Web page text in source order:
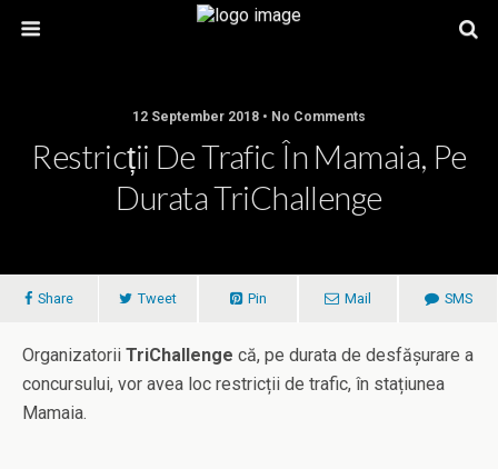
12 September 2018 • No Comments
Restricții De Trafic În Mamaia, Pe
Durata TriChallenge
Share Tweet Pin Mail SMS
Organizatorii TriChallenge că, pe durata de desfășurare a
concursului, vor avea loc restricții de trafic, în stațiunea
Mamaia.